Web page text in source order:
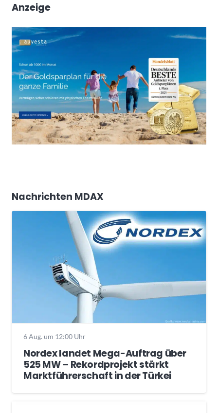
Anzeige
Nachrichten MDAX
6 Aug. um 12:00 Uhr
Nordex landet Mega-Auftrag über
525 MW – Rekordprojekt stärkt
Marktführerschaft in der Türkei